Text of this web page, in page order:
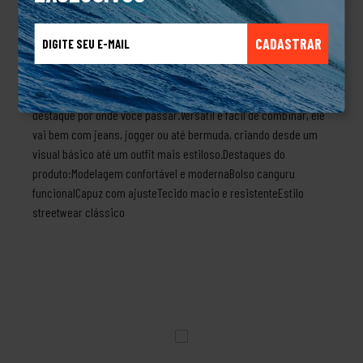
CADASTRAR
dia.Produzido com tecido macio e resistente, esse moletom tem
o caimento ideal — nem pesado demais, nem leve demais —
perfeito pra dias mais frios ou pra compor aquele look casual de
respeito. O capuz ajustável e o bolso canguru trazem
praticidade, enquanto a identidade visual da Ecko garante
destaque por onde você passar.Versátil e fácil de combinar, ele
vai bem com jeans, jogger ou até bermuda, criando desde um
visual básico até um outfit mais estiloso.Destaques do
produto:Modelagem confortável e modernaBolso canguru
funcionalCapuz com ajusteTecido macio e resistenteEstilo
streetwear clássico